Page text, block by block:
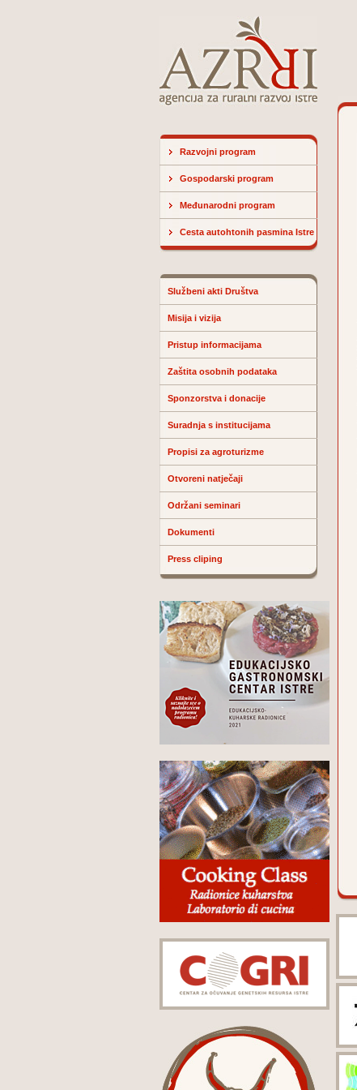
Razvojni program
Gospodarski program
Međunarodni program
Cesta autohtonih pasmina Istre
Službeni akti Društva
Misija i vizija
Pristup informacijama
Zaštita osobnih podataka
Sponzorstva i donacije
Suradnja s institucijama
Propisi za agroturizme
Otvoreni natječaji
Održani seminari
Dokumenti
Press cliping